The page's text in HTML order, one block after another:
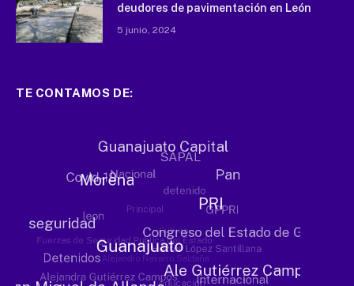
deudores de pavimentación en León
5 junio, 2024
TE CONTAMOS DE: